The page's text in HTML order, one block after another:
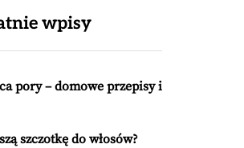
wpisy
pory – domowe przepisy i
szczotkę do włosów?